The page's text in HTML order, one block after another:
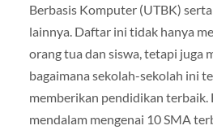
Berbasis Komputer (UTBK)
lainnya. Daftar ini tidak hanya
orang tua dan siswa, tetapi juga
bagaimana sekolah-sekolah ini
memberikan pendidikan terbaik.
mendalam mengenai 10 SMA